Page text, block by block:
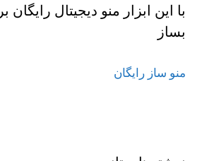
با این ابزار منو دیجیتال رایگان
بساز
منو ساز رایگان